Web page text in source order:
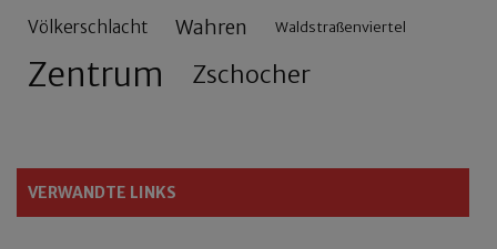
Völkerschlacht Wahren Waldstraßenviertel
Zentrum Zschocher
VERWANDTE LINKS